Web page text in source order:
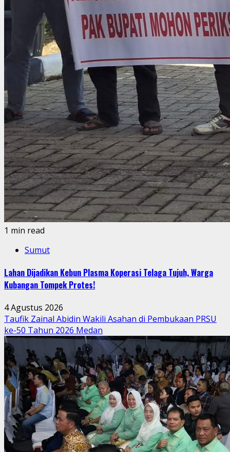
1 min read
Sumut
Lahan Dijadikan Kebun Plasma Koperasi Telaga Tujuh, Warga
Kubangan Tompek Protes!
4 Agustus 2026
Taufik Zainal Abidin Wakili Asahan di Pembukaan PRSU
ke-50 Tahun 2026 Medan